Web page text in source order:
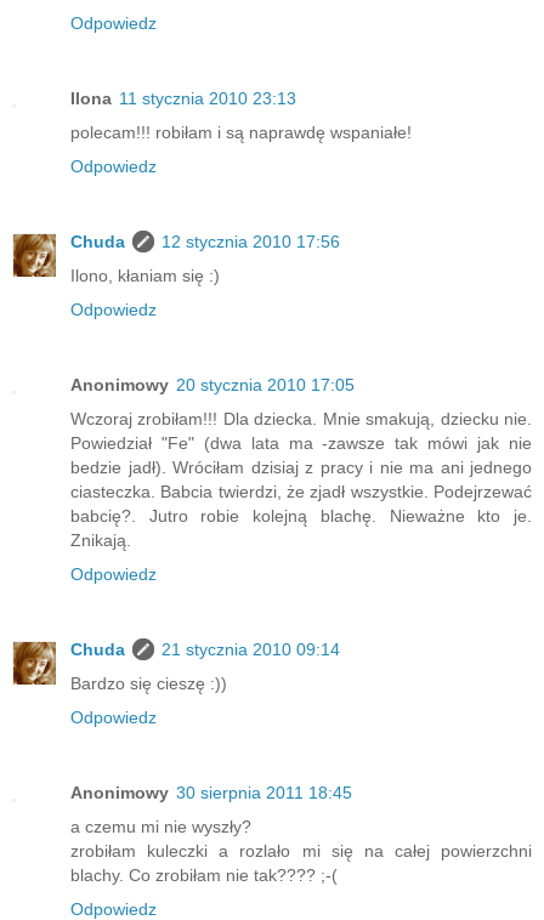
Odpowiedz
Ilona 11 stycznia 2010 23:13
polecam!!! robiłam i są naprawdę wspaniałe!
Odpowiedz
Chuda
12 stycznia 2010 17:56
Ilono, kłaniam się :)
Odpowiedz
Anonimowy 20 stycznia 2010 17:05
Wczoraj zrobiłam!!! Dla dziecka. Mnie smakują, dziecku nie.
Powiedział "Fe" (dwa lata ma -zawsze tak mówi jak nie
bedzie jadł). Wróciłam dzisiaj z pracy i nie ma ani jednego
ciasteczka. Babcia twierdzi, że zjadł wszystkie. Podejrzewać
babcię?. Jutro robie kolejną blachę. Nieważne kto je.
Znikają.
Odpowiedz
Chuda
21 stycznia 2010 09:14
Bardzo się cieszę :))
Odpowiedz
Anonimowy 30 sierpnia 2011 18:45
a czemu mi nie wyszły?
zrobiłam kuleczki a rozlało mi się na całej powierzchni
blachy. Co zrobiłam nie tak???? ;-(
Odpowiedz